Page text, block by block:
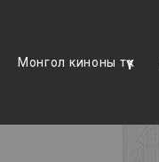
Монгол киноны түүх